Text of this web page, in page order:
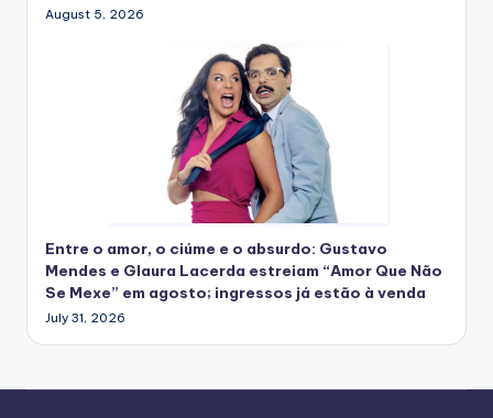
August 5, 2026
Entre o amor, o ciúme e o absurdo: Gustavo
Mendes e Glaura Lacerda estreiam “Amor Que Não
Se Mexe” em agosto; ingressos já estão à venda
July 31, 2026